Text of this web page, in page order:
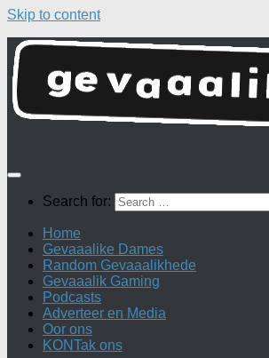
Skip to content
Search for:
Home
Gevaaalike Dames
Random Gevaaalikhede
Gevaaalik Gaming
Podcasts
Adverteer en Media
Oor ons
KONTak ons